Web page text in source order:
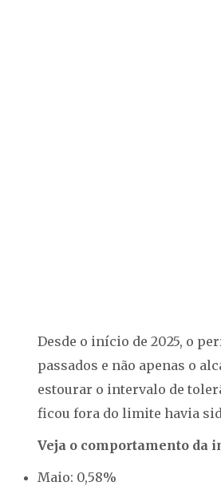
Desde o início de 2025, o
passados e não apenas o
estourar o intervalo de
ficou fora do limite havia
Veja o comportamento da
Maio: 0,58%